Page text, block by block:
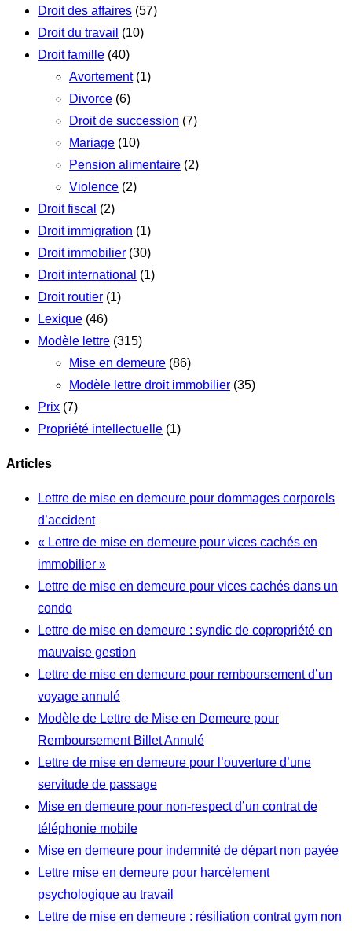
Droit des affaires (57)
Droit du travail (10)
Droit famille (40)
Avortement(1)
Divorce (6)
Droit de succession (7)
Mariage (10)
Pension alimentaire (2)
Violence (2)
Droit fiscal (2)
Droit immigration (1)
Droit immobilier (30)
Droit international (1)
Droit routier (1)
Lexique (46)
Modèle lettre (315)
Mise en demeure (86)
Modèle lettre droit immobilier (35)
Prix (7)
Propriété intellectuelle (1)
Articles
Lettre de mise en demeure pour dommages corporels
d’accident
« Lettre de mise en demeure pour vices cachés en
immobilier »
Lettre de mise en demeure pour vices cachés dans un
condo
Lettre de mise en demeure : syndic de copropriété en
mauvaise gestion
Lettre de mise en demeure pour remboursement d’un
voyage annulé
Modèle de Lettre de Mise en Demeure pour
Remboursement Billet Annulé
Lettre de mise en demeure pour l’ouverture d’une
servitude de passage
Mise en demeure pour non-respect d’un contrat de
téléphonie mobile
Mise en demeure pour indemnité de départ non payée
Lettre mise en demeure pour harcèlement
psychologique au travail
Lettre de mise en demeure : résiliation contrat gym non